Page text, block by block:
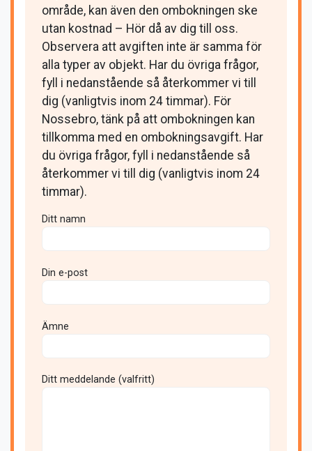
område, kan även den ombokningen ske
utan kostnad – Hör då av dig till oss.
Observera att avgiften inte är samma för
alla typer av objekt. Har du övriga frågor,
fyll i nedanstående så återkommer vi till
dig (vanligtvis inom 24 timmar). För
Nossebro, tänk på att ombokningen kan
tillkomma med en ombokningsavgift. Har
du övriga frågor, fyll i nedanstående så
återkommer vi till dig (vanligtvis inom 24
timmar).
Ditt namn
Din e-post
Ämne
Ditt meddelande (valfritt)